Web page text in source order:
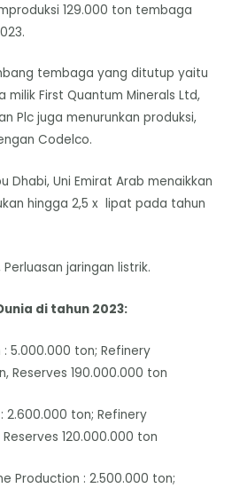
129.000 ton tembaga
tembaga yang ditutup yaitu
milik First Quantum Minerals Ltd,
Plc juga menurunkan produksi,
Codelco.
Dhabi, Uni Emirat Arab menaikkan
hingga 2,5 x lipat pada tahun
Perluasan jaringan listrik.
di tahun 2023:
5.000.000 ton; Refinery
Reserves 190.000.000 ton
2.600.000 ton; Refinery
120.000.000 ton
Production : 2.500.000 ton;